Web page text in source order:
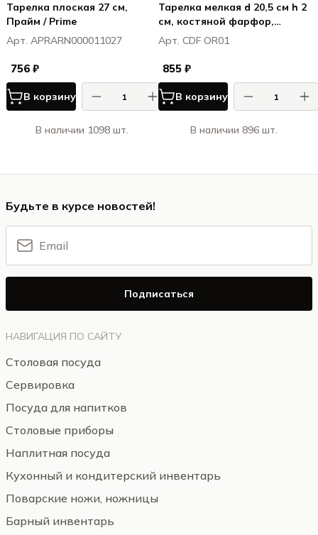
Тарелка плоская 27 см,
Прайм / Prime
Арт. APRARN000011027
756 ₽
В корзину
В наличии 1098 шт.
Тарелка мелкая d 20,5 см h 2
см, костяной фарфор,
Оригами / Origami
Арт. CDF OR01
855 ₽
В корзину
В наличии 896 шт.
НАВИГАЦИЯ ПО САЙТУ
Столовая посуда
Сервировка
Посуда для напитков
Столовые приборы
Наплитная посуда
Кухонный и кондитерский инвентарь
Поварские ножи, ножницы
Барный инвентарь
Будьте в курсе новостей!
Подписаться